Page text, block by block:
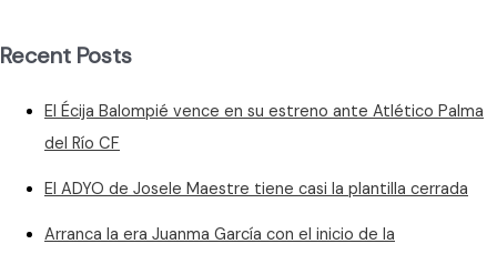
CF
Utrera,
recortando
salvación
Recent Posts
El Écija Balompié vence en su estreno ante Atlético Palma
del Río CF
El ADYO de Josele Maestre tiene casi la plantilla cerrada
Arranca la era Juanma García con el inicio de la